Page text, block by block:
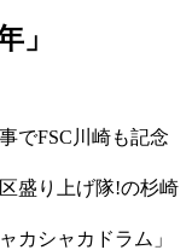
」
でFSC川崎も記念
盛り上げ隊!の杉崎
カシャカドラム」